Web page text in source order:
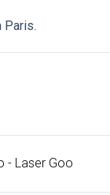
Paris.
- Laser Goo